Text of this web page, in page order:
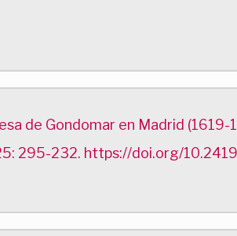
de Gondomar en Madrid (1619-
295-232. https://doi.org/